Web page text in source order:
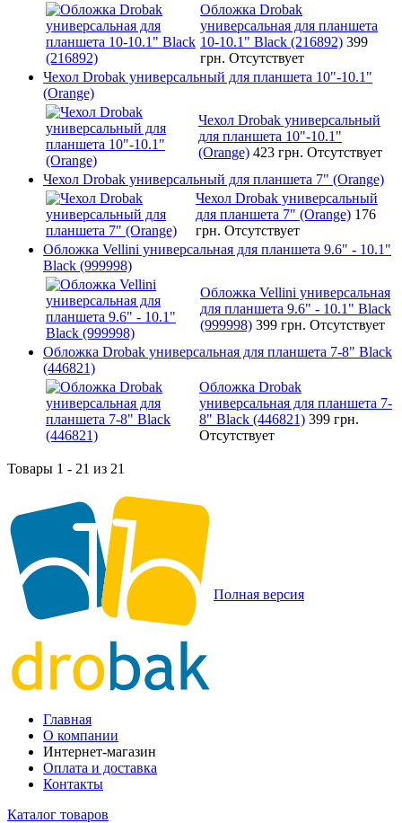
Обложка Drobak
универсальная для планшета
10-10.1" Black (216892) 399
грн. Отсутствует
Чехол Drobak универсальный для планшета 10"-10.1"
(Orange)
Чехол Drobak универсальный
для планшета 10"-10.1"
(Orange) 423 грн. Отсутствует
Чехол Drobak универсальный для планшета 7" (Orange)
Чехол Drobak универсальный
для планшета 7" (Orange) 176
грн. Отсутствует
Обложка Vellini универсальная для планшета 9.6" - 10.1"
Black (999998)
Обложка Vellini универсальная
для планшета 9.6" - 10.1" Black
(999998) 399 грн. Отсутствует
Обложка Drobak универсальная для планшета 7-8" Black
(446821)
Обложка Drobak
универсальная для планшета 7-
8" Black (446821) 399 грн.
Отсутствует
Товары 1 - 21 из 21
Полная версия
Главная
О компании
Интернет-магазин
Оплата и доставка
Контакты
Каталог товаров